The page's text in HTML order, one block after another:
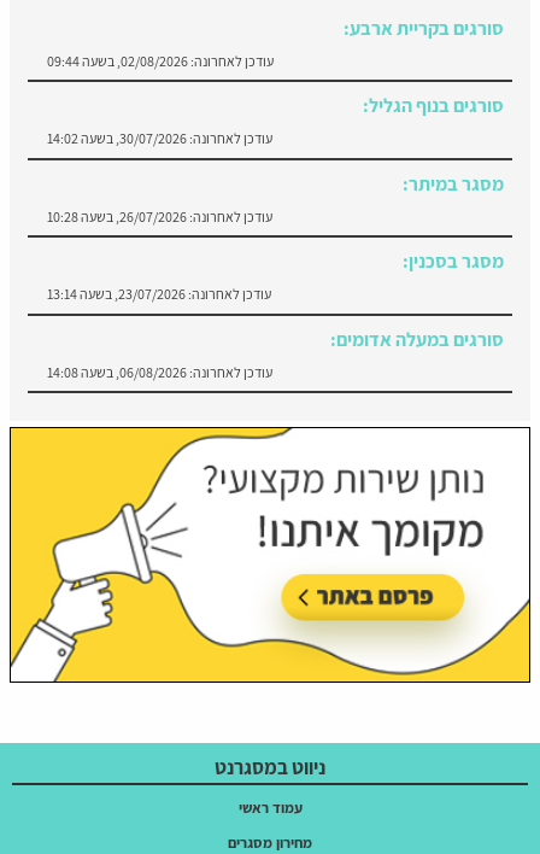
סורגים בנוף הגליל:
מסגר במיתר:
מסגר בסכנין:
סורגים במעלה אדומים:
ניווט במסגרנט
עמוד ראשי
מחירון מסגרים